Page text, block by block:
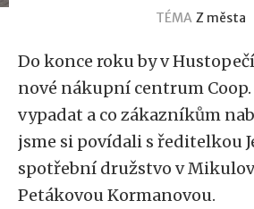
TÉMA Z města
Do konce roku by v
nové nákupní centrum Coop.
vypadat a co zákazníkům
jsme si povídali s ředitelkou
spotřební družstvo v
Petákovou Kormanovou.